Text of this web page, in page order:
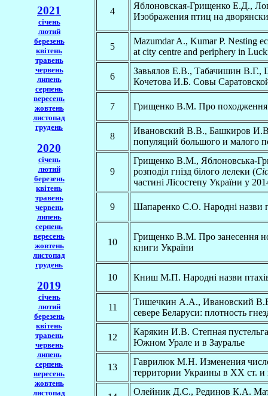
2021
січень
лютий
березень
квітень
травень
червень
липень
серпень
вересень
жовтень
листопад
грудень
2020
січень
лютий
березень
квітень
травень
червень
липень
серпень
вересень
жовтень
листопад
грудень
2019
січень
лютий
березень
квітень
травень
червень
липень
серпень
вересень
жовтень
листопад
4
Яблоновская-Грищенко Е.Д.,
Изображения птиц на
5
Mazumdar A., Kumar P. Nesting
at city centre and periphery in
6
Завьялов Е.В., Табачишин
Кочетова И.Б. Совы
7 Грищенко В.М. Про походження
8
Ивановский В.В., Башкиров
популяций большого и малого
9
Грищенко В.М., Яблоновська-
розподіл гнізд білого лелеки (
частині Лісостепу України у
9 Шапаренко С.О. Народнi назви
10
Грищенко В.М. Про занесення
книги України
10 Книш М.П. Народні назви
11
Тишечкин А.А., Ивановский
севере Беларуси: плотность
12
Карякин И.В. Степная
Южном Урале и в Зауралье
13
Гаврилюк М.Н. Изменения
территории Украины в XX ст.
Олейник Д.С., Рединов К.А.